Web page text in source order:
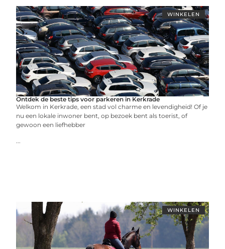
WINKELEN
Ontdek de beste tips voor parkeren in Kerkrade
Welkom in Kerkrade, een stad vol charme en levendigheid! Of je
nu een lokale inwoner bent, op bezoek bent als toerist, of
gewoon een liefhebber
...
WINKELEN